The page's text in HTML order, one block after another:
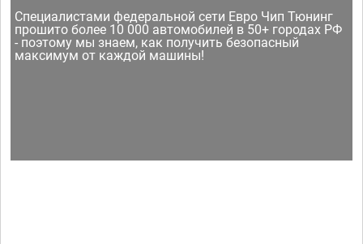
Специалистами федеральной сети Евро Чип Тюнинг
прошито более 10 000 автомобилей в 50+ городах РФ
- поэтому мы знаем, как получить безопасный
максимум от каждой машины!